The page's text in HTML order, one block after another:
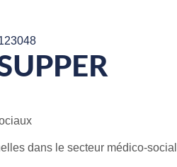
dans le secteur médico-social